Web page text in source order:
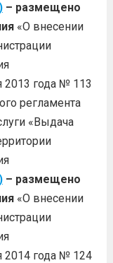
– размещено
«О внесении
2013 года № 113
регламента
«Выдача
– размещено
«О внесении
2014 года № 124